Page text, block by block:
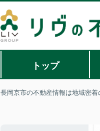
トップ
長岡京市の不動産情報は地域密